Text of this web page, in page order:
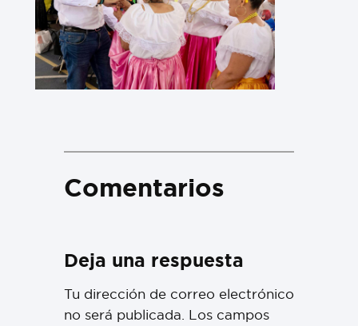
Comentarios
Deja una respuesta
Tu dirección de correo electrónico
no será publicada. Los campos